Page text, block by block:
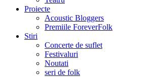
Proiecte
Acoustic Bloggers
Premiile ForeverFolk
Stiri
Concerte de suflet
Festivaluri
Noutati
seri de folk